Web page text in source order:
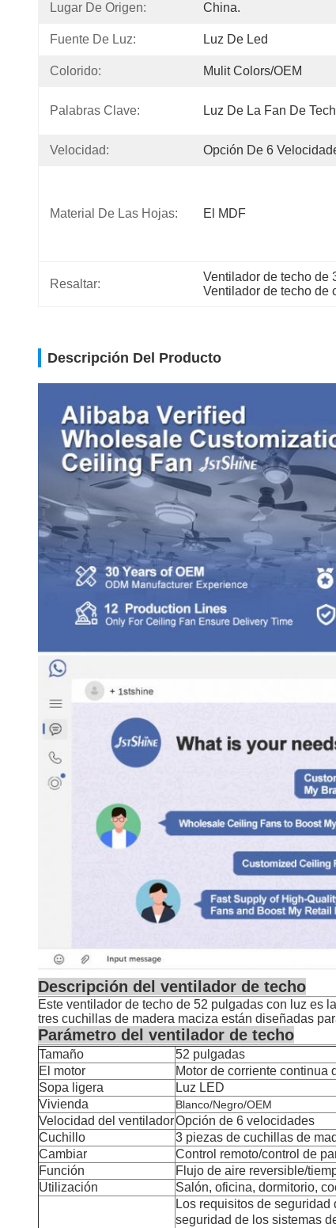
Lugar De Origen: China.
Fuente De Luz: Luz De Led
Colorido: Mulit Colors/OEM
Palabras Clave: Luz De La Fan De
Velocidad: Opción De 6
Material De Las Hojas: El MDF
Resaltar:
Ventilador de techo de
Ventilador de techo de
Descripción Del Producto
Descripción del ventilador de techo
Este ventilador de techo de 52 pulgadas con luz es
tres cuchillas de madera maciza están diseñadas
Parámetro del ventilador de techo
Tamaño
52 pulgadas
El motor
Motor de corriente continua
Sopa ligera
Luz LED
Vivienda
Blanco/Negro/OEM
Velocidad del ventiladorOpción de 6 velocidades
Cuchillo
3 piezas de cuchillas de
Cambiar
Control remoto/control de
Función
Flujo de aire reversible/
Utilización
Salón, oficina, dormitorio,
Los requisitos de
seguridad de los sistemas